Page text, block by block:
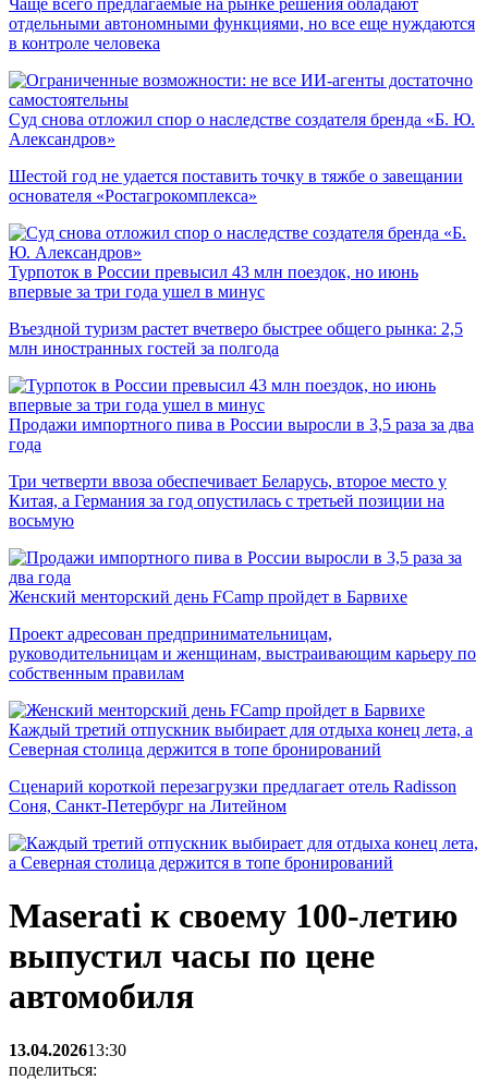
Чаще всего предлагаемые на рынке решения обладают
отдельными автономными функциями, но все еще нуждаются
в контроле человека
Суд снова отложил спор о наследстве создателя бренда «Б. Ю.
Александров»
Шестой год не удается поставить точку в тяжбе о завещании
основателя «Ростагрокомплекса»
Турпоток в России превысил 43 млн поездок, но июнь
впервые за три года ушел в минус
Въездной туризм растет вчетверо быстрее общего рынка: 2,5
млн иностранных гостей за полгода
Продажи импортного пива в России выросли в 3,5 раза за два
года
Три четверти ввоза обеспечивает Беларусь, второе место у
Китая, а Германия за год опустилась с третьей позиции на
восьмую
Женский менторский день FCamp пройдет в Барвихе
Проект адресован предпринимательницам,
руководительницам и женщинам, выстраивающим карьеру по
собственным правилам
Каждый третий отпускник выбирает для отдыха конец лета, а
Северная столица держится в топе бронирований
Сценарий короткой перезагрузки предлагает отель Radisson
Соня, Санкт-Петербург на Литейном
Maserati к своему 100-летию
выпустил часы по цене
автомобиля
13.04.202613:30
поделиться: